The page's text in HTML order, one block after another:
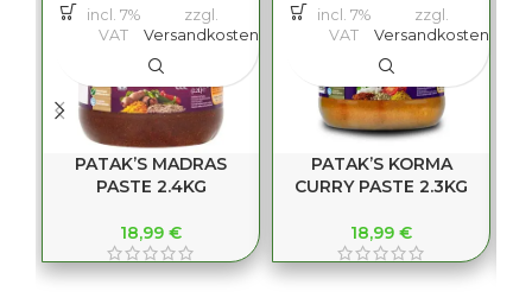
PATAK’S MADRAS
PASTE 2.4KG
18,99 €
incl. 7%
VAT
zzgl.
Versandkosten
PATAK’S KORMA
CURRY PASTE 2.3KG
18,99 €
incl. 7%
VAT
zzgl.
Versandkosten